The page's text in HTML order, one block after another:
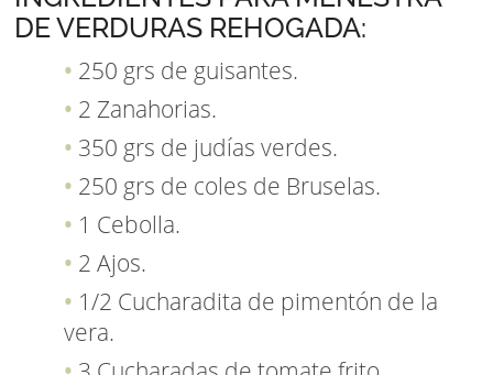
DE VERDURAS REHOGADA:
250 grs de guisantes.
2 Zanahorias.
350 grs de judías verdes.
250 grs de coles de Bruselas.
1 Cebolla.
2 Ajos.
1/2 Cucharadita de pimentón de la
vera.